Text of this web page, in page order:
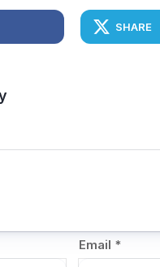
SHARE
Email *